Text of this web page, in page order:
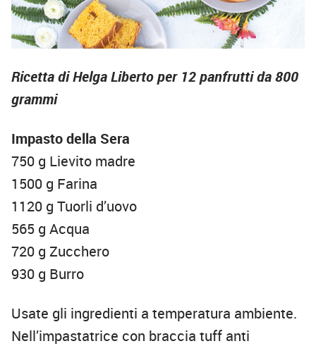
Ricetta di Helga Liberto per 12 panfrutti da 800
grammi
Impasto della Sera
750 g Lievito madre
1500 g Farina
1120 g Tuorli d’uovo
565 g Acqua
720 g Zucchero
930 g Burro
Usate gli ingredienti a temperatura ambiente.
Nell’impastatrice con braccia tuff anti